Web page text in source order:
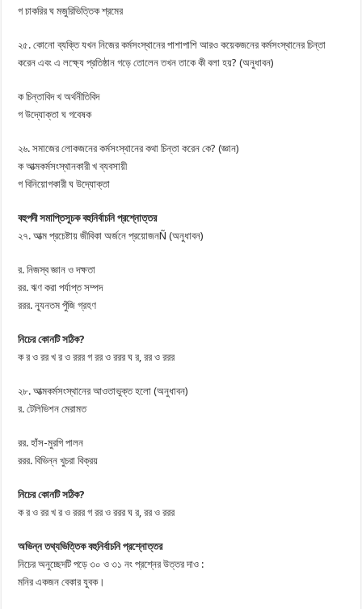
গ চাকরির ঘ মজুরিভিত্তিক শ্রমের
২৫. কোনো ব্যক্তি যখন নিজের কর্মসংস্থানের পাশাপাশি আরও কয়েকজনের কর্মসংস্থানের চিন্তা
করেন এবং এ লক্ষ্যে প্রতিষ্ঠান গড়ে তোলেন তখন তাকে কী বলা হয়? (অনুধাবন)
ক চিন্তাবিদ খ অর্থনীতিবিদ
গ উদ্যোক্তা ঘ গবেষক
২৬. সমাজের লোকজনের কর্মসংস্থানের কথা চিন্তা করেন কে? (জ্ঞান)
ক আত্মকর্মসংস্থানকারী খ ব্যবসায়ী
গ বিনিয়োগকারী ঘ উদ্যোক্তা
বহুপদী সমাপ্তিসূচক বহুনির্বাচনি প্রশ্নোত্তর
২৭. আত্ম প্রচেষ্টায় জীবিকা অর্জনে প্রয়োজনÑ (অনুধাবন)
র. নিজস্ব জ্ঞান ও দক্ষতা
রর. ঋণ করা পর্যাপ্ত সম্পদ
ররর. ন্যূনতম পুঁজি গ্রহণ
নিচের কোনটি সঠিক?
ক র ও রর খ র ও ররর গ রর ও ররর ঘ র, রর ও ররর
২৮. আত্মকর্মসংস্থানের আওতাভুক্ত হলো (অনুধাবন)
র. টেলিভিশন মেরামত
রর. হাঁস-মুরগি পালন
ররর. বিভিন্ন খুচরা বিক্রয়
নিচের কোনটি সঠিক?
ক র ও রর খ র ও ররর গ রর ও ররর ঘ র, রর ও ররর
অভিন্ন তথ্যভিত্তিক বহুনির্বাচনি প্রশ্নোত্তর
নিচের অনুচ্ছেদটি পড়ে ৩০ ও ৩১ নং প্রশ্নের উত্তর দাও :
মনির একজন বেকার যুবক।